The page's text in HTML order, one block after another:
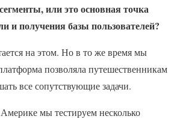
или это основная точка
и получения базы пользователей?
на этом. Но в то же время мы
позволяла путешественникам
все сопутствующие задачи.
мы тестируем несколько